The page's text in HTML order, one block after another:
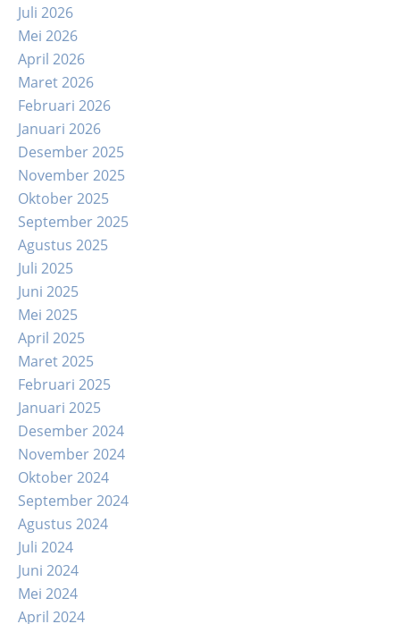
Juli 2026
Mei 2026
April 2026
Maret 2026
Februari 2026
Januari 2026
Desember 2025
November 2025
Oktober 2025
September 2025
Agustus 2025
Juli 2025
Juni 2025
Mei 2025
April 2025
Maret 2025
Februari 2025
Januari 2025
Desember 2024
November 2024
Oktober 2024
September 2024
Agustus 2024
Juli 2024
Juni 2024
Mei 2024
April 2024